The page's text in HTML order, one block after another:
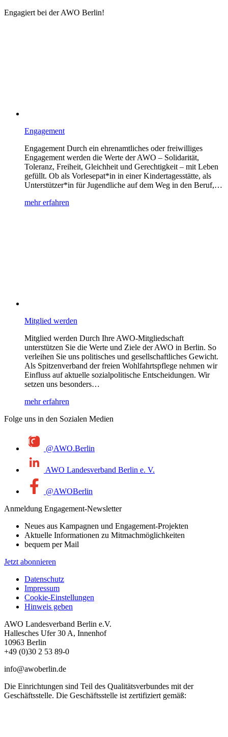
Engagiert bei der AWO Berlin!
Engagement
Engagement Durch ein ehrenamtliches oder freiwilliges
Engagement werden die Werte der AWO – Solidarität,
Toleranz, Freiheit, Gleichheit und Gerechtigkeit – mit Leben
gefüllt. Ob als Vorlesepat*in in einer Kindertagesstätte, als
Unterstützer*in für Jugendliche auf dem Weg in den Beruf,…
mehr erfahren
Mitglied werden
Mitglied werden Durch Ihre AWO-Mitgliedschaft
unterstützen Sie die Werte und Ziele der AWO in Berlin. So
verleihen Sie uns politisches und gesellschaftliches Gewicht.
Als Spitzenverband der freien Wohlfahrtspflege nehmen wir
Einfluss auf aktuelle sozialpolitische Entscheidungen. Wir
setzen uns besonders…
mehr erfahren
Folge uns in den Sozialen Medien
@AWO.Berlin
AWO Landesverband Berlin e. V.
@AWOBerlin
Anmeldung Engagement-Newsletter
Neues aus Kampagnen und Engagement-Projekten
Aktuelle Informationen zu Mitmachmöglichkeiten
bequem per Mail
Jetzt abonnieren
Datenschutz
Impressum
Cookie-Einstellungen
Hinweis geben
AWO Landesverband Berlin e.V.
Hallesches Ufer 30 A, Innenhof
10963 Berlin
+49 (0)30 2 53 89-0
info@awoberlin.de
Die Einrichtungen sind Teil des Qualitätsverbundes mit der
Geschäftsstelle. Die Geschäftsstelle ist zertifiziert gemäß: